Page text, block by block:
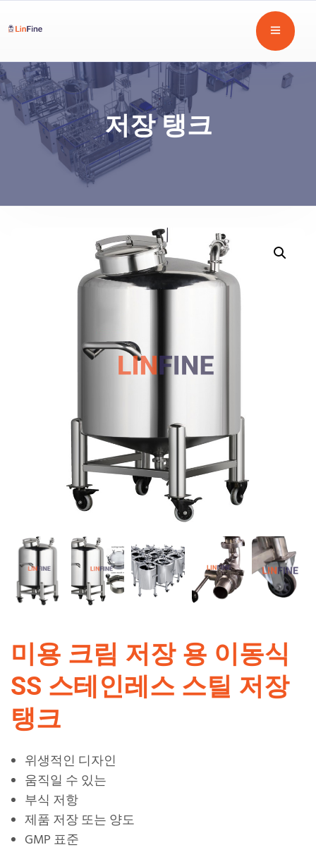
저장 탱크
미용 크림 저장 용 이동식
SS 스테인레스 스틸 저장
탱크
위생적인 디자인
움직일 수 있는
부식 저항
제품 저장 또는 양도
GMP 표준